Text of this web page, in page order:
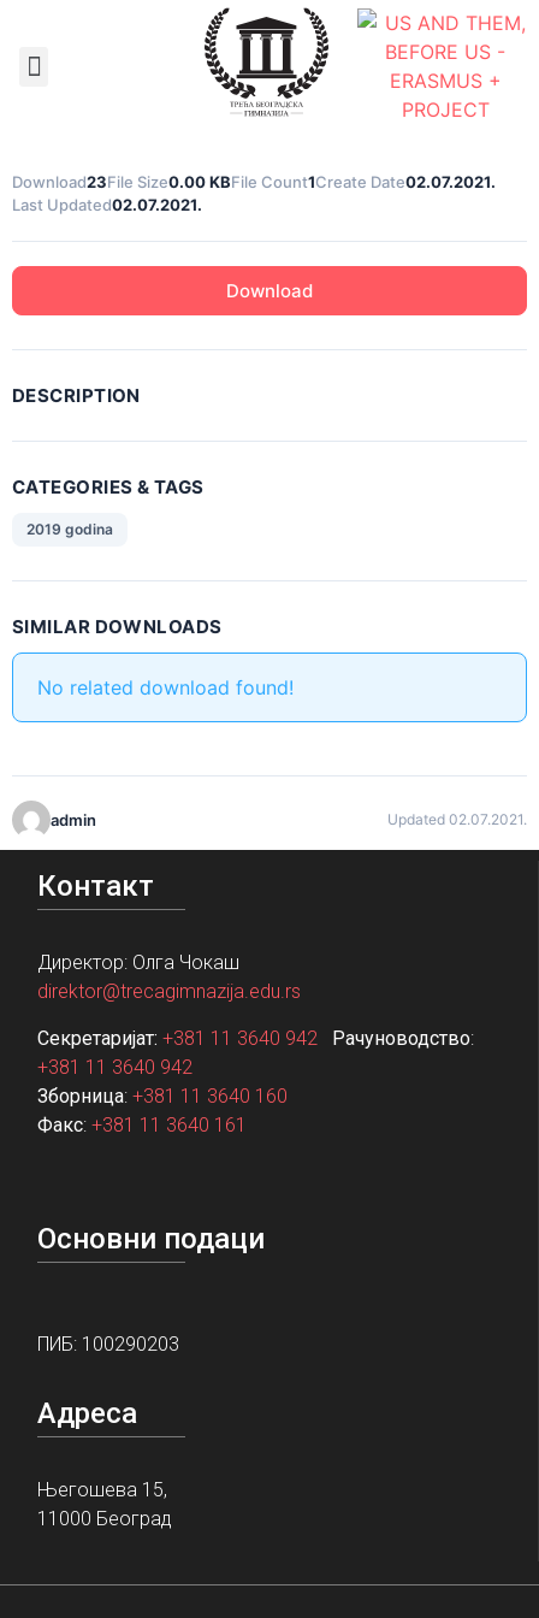
Download23File Size0.00 KBFile Count1Create Date02.07.2021.
Last Updated02.07.2021.
Download
DESCRIPTION
CATEGORIES & TAGS
2019 godina
SIMILAR DOWNLOADS
No related download found!
admin Updated 02.07.2021.
Контакт
Директор: Олга Чокаш
direktor@trecagimnazija.edu.rs
Секретаријат: +381 11 3640 942 Рачуноводство:
+381 11 3640 942
Зборница:+381 11 3640 160
Факс:+381 11 3640 161
Основни подаци
ПИБ: 100290203
Адреса
Његошева 15,
11000 Београд